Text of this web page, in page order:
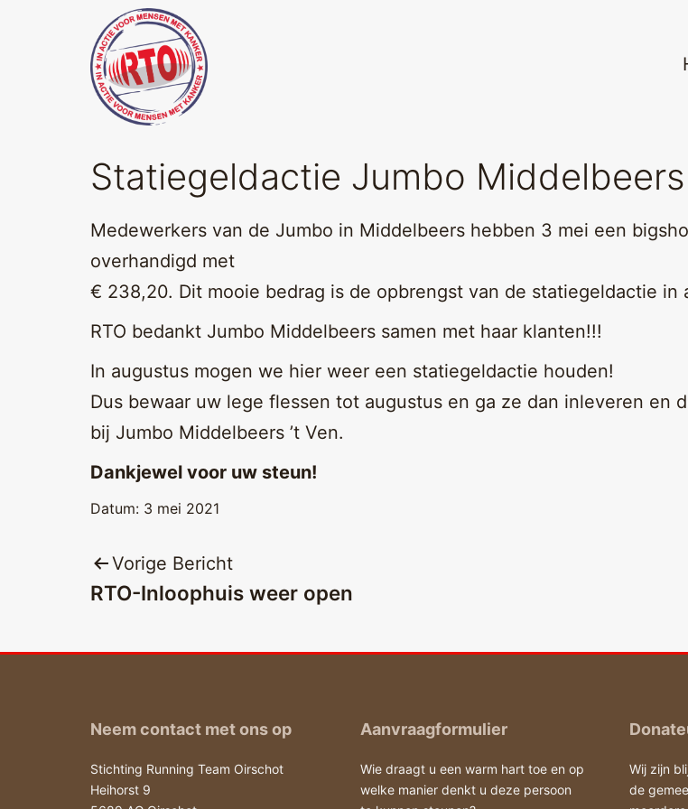
Team
Statiegeldactie Jumbo Middelbeers
Medewerkers van de Jumbo in Middelbeers hebben 3 mei een
overhandigd met
€ 238,20. Dit mooie bedrag is de opbrengst van de statiegeldactie in
RTO bedankt Jumbo Middelbeers samen met haar klanten!!!
In augustus mogen we hier weer een statiegeldactie houden!
Dus bewaar uw lege flessen tot augustus en ga ze dan inleveren en
bij Jumbo Middelbeers ’t Ven.
Dankjewel voor uw steun!
Datum: 3 mei 2021
Bericht
navigatie
Vorige Bericht
RTO-Inloophuis weer open
Neem contact met ons op
Stichting Running Team Oirschot
Heihorst 9
Aanvraagformulier
Wie draagt u een warm hart toe en op
welke manier denkt u deze persoon
Wij zijn
de